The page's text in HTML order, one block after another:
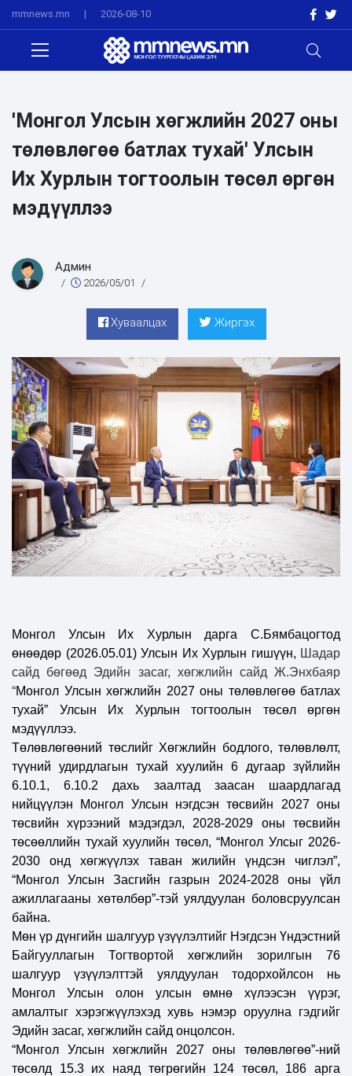
mmnews.mn | 2026-08-10
'Монгол Улсын хөгжлийн 2027 оны
төлөвлөгөө батлах тухай' Улсын
Их Хурлын тогтоолын төсөл өргөн
мэдүүллээ
Админ
/ 2026/05/01 /
Хуваалцах Жиргэх
Монгол Улсын Их Хурлын дарга С.Бямбацогтод
өнөөдөр (2026.05.01) Улсын Их Хурлын гишүүн, Шадар
сайд бөгөөд Эдийн засаг, хөгжлийн сайд Ж.Энхбаяр
“Монгол Улсын хөгжлийн 2027 оны төлөвлөгөө батлах
тухай” Улсын Их Хурлын тогтоолын төсөл өргөн
мэдүүллээ.
Төлөвлөгөөний төслийг Хөгжлийн бодлого, төлөвлөлт,
түүний удирдлагын тухай хуулийн 6 дугаар зүйлийн
6.10.1, 6.10.2 дахь заалтад заасан шаардлагад
нийцүүлэн Монгол Улсын нэгдсэн төсвийн 2027 оны
төсвийн хүрээний мэдэгдэл, 2028-2029 оны төсвийн
төсөөллийн тухай хуулийн төсөл, “Монгол Улсыг 2026-
2030 онд хөгжүүлэх таван жилийн үндсэн чиглэл”,
“Монгол Улсын Засгийн газрын 2024-2028 оны үйл
ажиллагааны хөтөлбөр”-тэй уялдуулан боловсруулсан
байна.
Мөн үр дүнгийн шалгуур үзүүлэлтийг Нэгдсэн Үндэстний
Байгууллагын Тогтвортой хөгжлийн зорилгын 76
шалгуур үзүүлэлттэй уялдуулан тодорхойлсон нь
Монгол Улсын олон улсын өмнө хүлээсэн үүрэг,
амлалтыг хэрэгжүүлэхэд хувь нэмэр оруулна гэдгийг
Эдийн засаг, хөгжлийн сайд онцолсон.
“Монгол Улсын хөгжлийн 2027 оны төлөвлөгөө”-ний
төсөлд 15.3 их наяд төгрөгийн 124 төсөл, 186 арга